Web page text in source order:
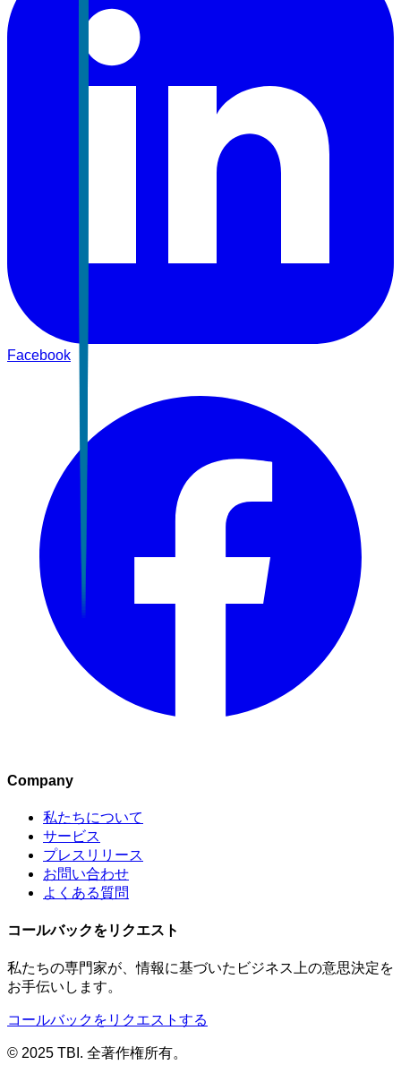
Facebook
Company
私たちについて
サービス
プレスリリース
お問い合わせ
よくある質問
コールバックをリクエスト
私たちの専門家が、情報に基づいたビジネス上の意思決定を
お手伝いします。
コールバックをリクエストする
© 2025 TBI. 全著作権所有。